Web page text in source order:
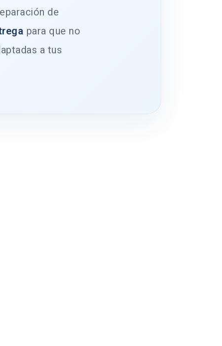
de
para que no
a tus